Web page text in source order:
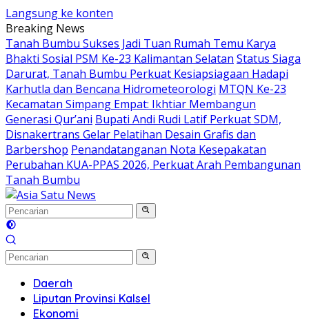
Langsung ke konten
Breaking News
Tanah Bumbu Sukses Jadi Tuan Rumah Temu Karya
Bhakti Sosial PSM Ke-23 Kalimantan Selatan Status Siaga
Darurat, Tanah Bumbu Perkuat Kesiapsiagaan Hadapi
Karhutla dan Bencana Hidrometeorologi MTQN Ke-23
Kecamatan Simpang Empat: Ikhtiar Membangun
Generasi Qur’ani Bupati Andi Rudi Latif Perkuat SDM,
Disnakertrans Gelar Pelatihan Desain Grafis dan
Barbershop Penandatanganan Nota Kesepakatan
Perubahan KUA-PPAS 2026, Perkuat Arah Pembangunan
Tanah Bumbu
Daerah
Liputan Provinsi Kalsel
Ekonomi